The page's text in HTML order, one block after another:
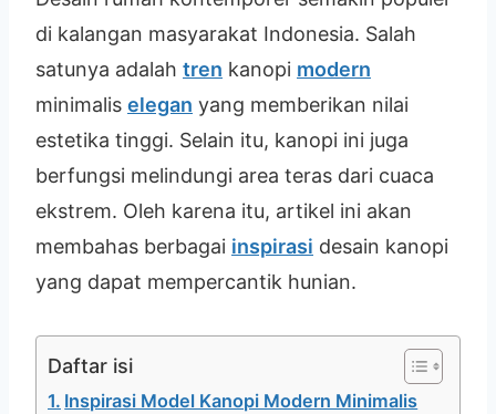
di kalangan masyarakat Indonesia. Salah
satunya adalah tren kanopi modern
minimalis elegan yang memberikan nilai
estetika tinggi. Selain itu, kanopi ini juga
berfungsi melindungi area teras dari cuaca
ekstrem. Oleh karena itu, artikel ini akan
membahas berbagai inspirasi desain kanopi
yang dapat mempercantik hunian.
Daftar isi
Inspirasi Model Kanopi Modern Minimalis